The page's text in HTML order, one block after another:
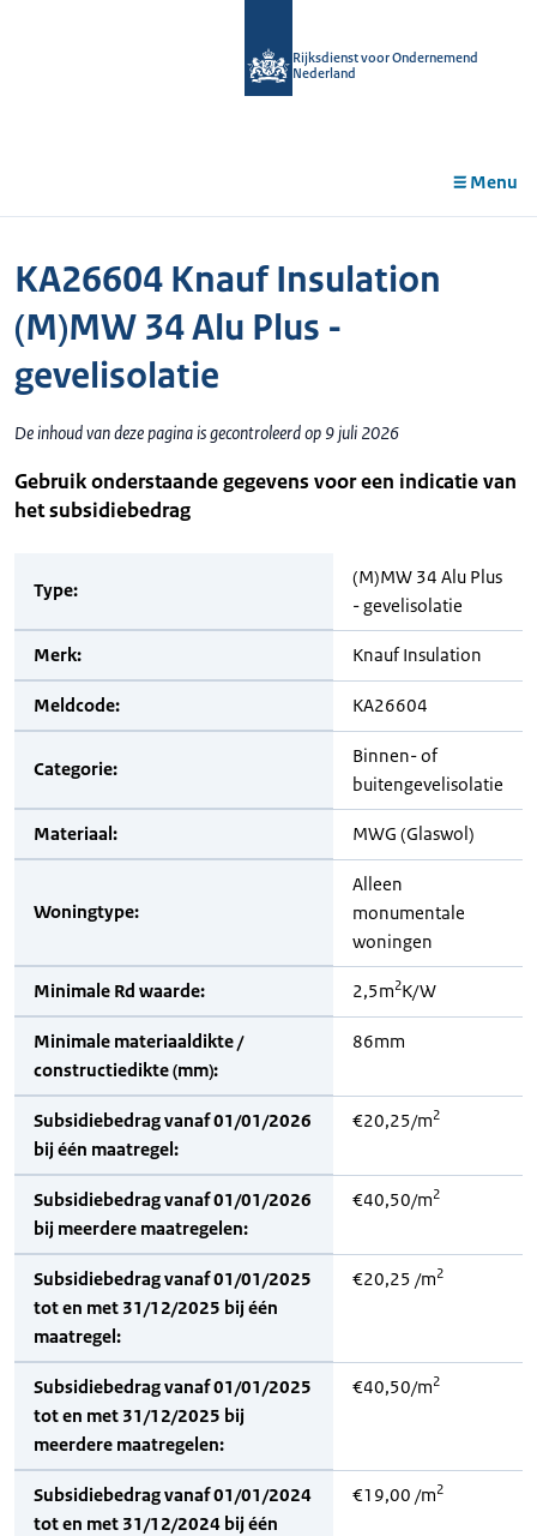
Rijksdienst voor Ondernemend
Nederland
Menu
KA26604 Knauf Insulation
(M)MW 34 Alu Plus -
gevelisolatie
De inhoud van deze pagina is gecontroleerd op 9 juli 2026
Gebruik onderstaande gegevens voor een indicatie van
het subsidiebedrag
Type:
(M)MW 34 Alu Plus
- gevelisolatie
Merk: Knauf Insulation
Meldcode: KA26604
Categorie:
Binnen- of
buitengevelisolatie
Materiaal: MWG (Glaswol)
Woningtype:
Alleen
monumentale
woningen
Minimale Rd waarde: 2,5m2K/W
Minimale materiaaldikte /
constructiedikte (mm):
86mm
Subsidiebedrag vanaf 01/01/2026
bij één maatregel:
€20,25/m2
Subsidiebedrag vanaf 01/01/2026
bij meerdere maatregelen:
€40,50/m2
Subsidiebedrag vanaf 01/01/2025
tot en met 31/12/2025 bij één
maatregel:
€20,25 /m2
Subsidiebedrag vanaf 01/01/2025
tot en met 31/12/2025 bij
meerdere maatregelen:
€40,50/m2
Subsidiebedrag vanaf 01/01/2024
tot en met 31/12/2024 bij één
€19,00 /m2